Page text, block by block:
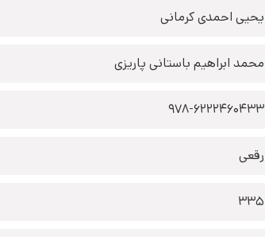
یحیی احمدی کرمانی
محمد ابراهیم باستانی پاریزی
978-6222460433
رقعی
335